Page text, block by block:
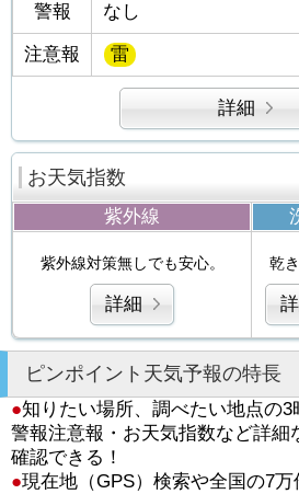
警報 なし
注意報 雷
詳細
お天気指数
紫外線
紫外線対策無しでも安心。
詳細
乾
ピンポイント天気予報の特長
●知りたい場所、調べたい地点の3
警報注意報・お天気指数など詳細
確認できる！
●現在地（GPS）検索や全国の7